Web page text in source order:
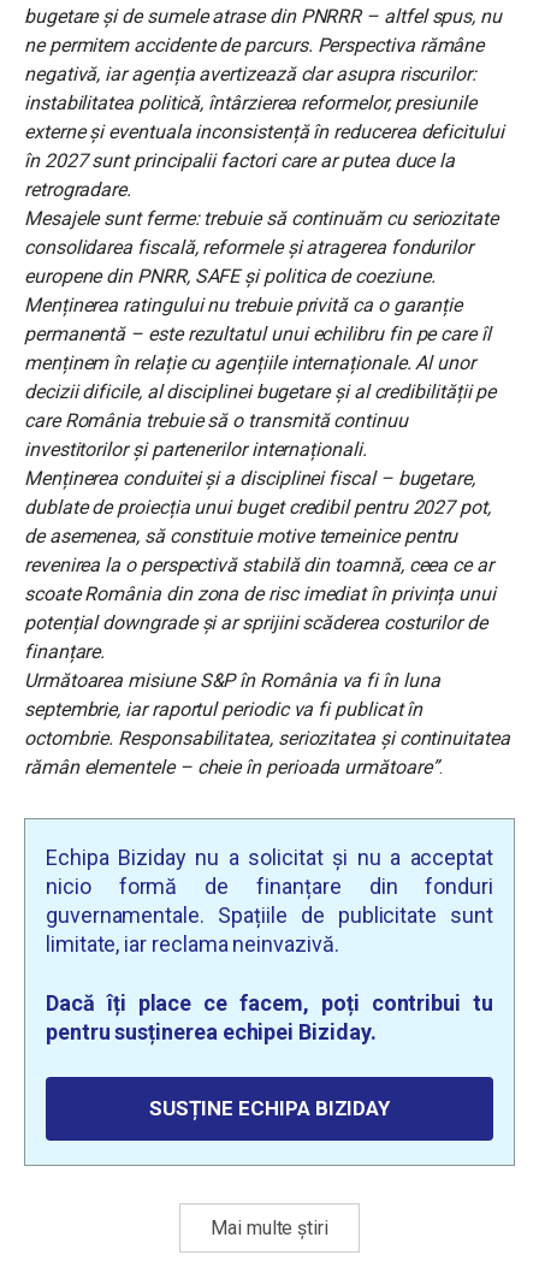
bugetare şi de sumele atrase din PNRRR – altfel spus, nu
ne permitem accidente de parcurs. Perspectiva rămâne
negativă, iar agenția avertizează clar asupra riscurilor:
instabilitatea politică, întârzierea reformelor, presiunile
externe și eventuala inconsistență în reducerea deficitului
în 2027 sunt principalii factori care ar putea duce la
retrogradare.
Mesajele sunt ferme: trebuie să continuăm cu seriozitate
consolidarea fiscală, reformele și atragerea fondurilor
europene din PNRR, SAFE și politica de coeziune.
Menținerea ratingului nu trebuie privită ca o garanție
permanentă – este rezultatul unui echilibru fin pe care îl
menținem în relație cu agențiile internaționale. Al unor
decizii dificile, al disciplinei bugetare și al credibilității pe
care România trebuie să o transmită continuu
investitorilor și partenerilor internaționali.
Menținerea conduitei şi a disciplinei fiscal – bugetare,
dublate de proiecția unui buget credibil pentru 2027 pot,
de asemenea, să constituie motive temeinice pentru
revenirea la o perspectivă stabilă din toamnă, ceea ce ar
scoate România din zona de risc imediat în privința unui
potențial downgrade şi ar sprijini scăderea costurilor de
finanțare.
Următoarea misiune S&P în România va fi în luna
septembrie, iar raportul periodic va fi publicat în
octombrie. Responsabilitatea, seriozitatea şi continuitatea
rămân elementele – cheie în perioada următoare”.
Echipa Biziday nu a solicitat și nu a acceptat
nicio formă de finanțare din fonduri
guvernamentale. Spațiile de publicitate sunt
limitate, iar reclama neinvazivă.
Dacă îți place ce facem, poți contribui tu
pentru susținerea echipei Biziday.
SUSȚINE ECHIPA BIZIDAY
Mai multe știri